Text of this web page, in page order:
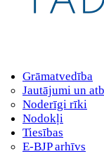
Grāmatvedība
Jautājumi un
Noderīgi rīki
Nodokļi
Tiesības
E-BJP arhīvs